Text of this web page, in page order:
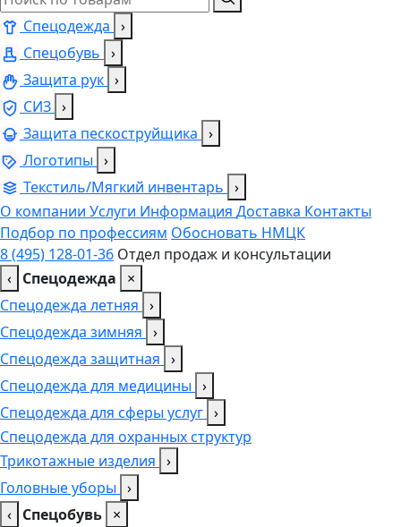
Спецодежда ›
Спецобувь ›
Защита рук ›
СИЗ ›
Защита пескоструйщика ›
Логотипы ›
Текстиль/Мягкий инвентарь ›
О компании Услуги Информация Доставка Контакты
Подбор по профессиям Обосновать НМЦК
8 (495) 128-01-36 Отдел продаж и консультации
‹ Спецодежда
×
Спецодежда летняя ›
Спецодежда зимняя ›
Спецодежда защитная ›
Спецодежда для медицины ›
Спецодежда для сферы услуг ›
Спецодежда для охранных структур
Трикотажные изделия ›
Головные уборы ›
‹ Спецобувь ×